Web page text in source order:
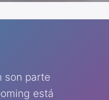
son parte
está